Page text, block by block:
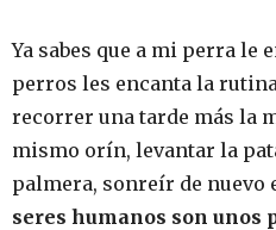
Ya sabes que a mi perra le
perros les encanta la
recorrer una tarde más la
mismo orín, levantar la
palmera, sonreír de nuevo
seres humanos son unos